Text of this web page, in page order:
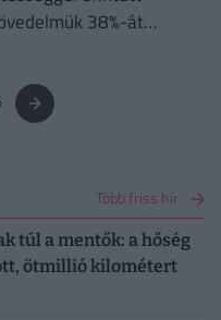
38%-át
Több friss hír
túl a mentők: a hőség
ötmillió kilométert